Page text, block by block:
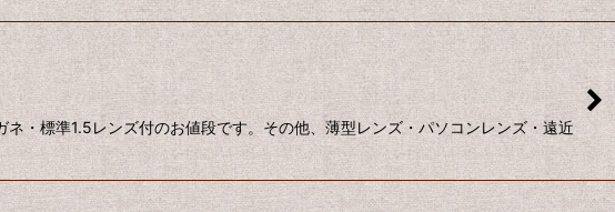
標準1.5レンズ付のお値段です。その他、薄型レンズ・パソコンレンズ・遠近